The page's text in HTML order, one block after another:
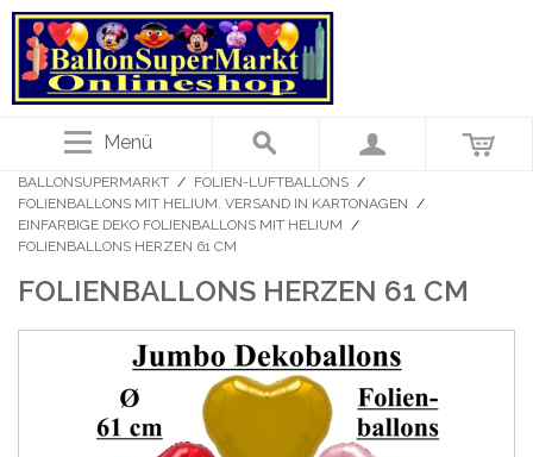
Menü
BALLONSUPERMARKT / FOLIEN-LUFTBALLONS /
FOLIENBALLONS MIT HELIUM. VERSAND IN KARTONAGEN /
EINFARBIGE DEKO FOLIENBALLONS MIT HELIUM /
FOLIENBALLONS HERZEN 61 CM
FOLIENBALLONS HERZEN 61 CM